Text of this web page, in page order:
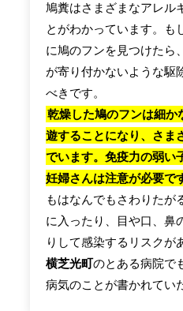
鳩糞はさまざまなアレル
とがわかっています。も
に鳩のフンを見つけたら
が寄り付かないような駆
べきです。
乾燥した鳩のフンは細か
遊することになり、さま
でいます。免疫力の弱い
妊婦さんは注意が必要で
もはなんでもさわりたが
に入ったり、目や口、鼻
りして感染するリスクが
横芝光町のとある病院で
病気のことが書かれてい